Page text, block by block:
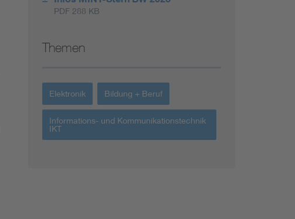
PDF 288 KB
Themen
Elektronik Bildung + Beruf
Informations- und Kommunikationstechnik
IKT